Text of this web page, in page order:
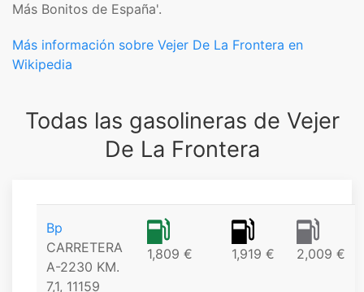
Más Bonitos de España'.​
Más información sobre Vejer De La Frontera en
Wikipedia
Todas las gasolineras de Vejer
De La Frontera
Bp
CARRETERA
A-2230 KM.
7,1, 11159
1,809 € 1,919 € 2,009 €